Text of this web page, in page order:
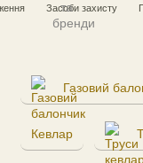
Засоби захисту
Газовий
Кевлар